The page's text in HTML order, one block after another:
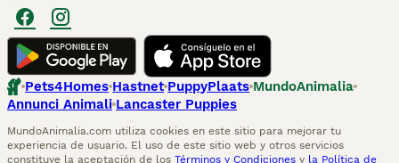
Pets4Homes Hastnet PuppyPlaats MundoAnimalia
Annunci Animali Lancaster Puppies
MundoAnimalia.com utiliza cookies en este sitio para mejorar tu
experiencia de usuario. El uso de este sitio web y otros servicios
constituye la aceptación de los Términos y Condiciones y la Política de